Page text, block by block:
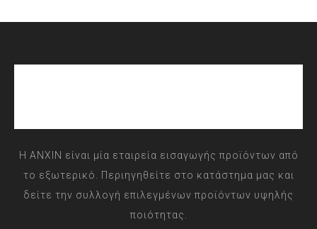
Η ANXIN είναι μία εταιρεία εισαγωγής προϊόντων από
το εξωτερικό. Περιηγηθείτε στο κατάστημα μας και
δείτε την συλλογή επιλεγμένων προϊόντων υψηλής
ποιότητας.